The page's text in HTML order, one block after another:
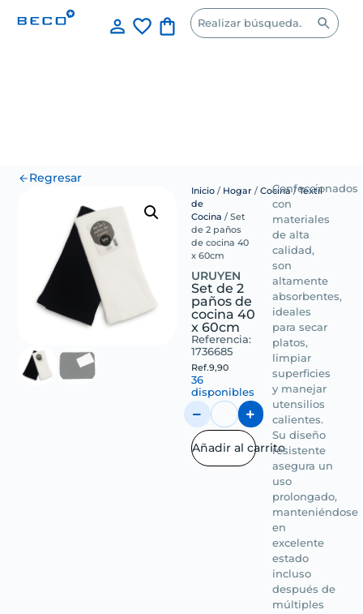
Regresar
Inicio / Hogar /Cocina/Textil
de
Cocina / Set
de 2 paños
de cocina 40
x 60cm
URUYEN
Set de 2
paños de
cocina 40
x 60cm
Referencia:
1736685
Ref.9,90
36
disponibles
Añadir al carrito
Confeccionados
con
materiales
de alta
calidad,
son
altamente
absorbentes,
ideales
para secar
platos,
limpiar
superficies
y manejar
utensilios
calientes.
Su diseño
resistente
asegura un
uso
prolongado,
manteniéndose
en
excelente
estado
incluso
después de
múltiples